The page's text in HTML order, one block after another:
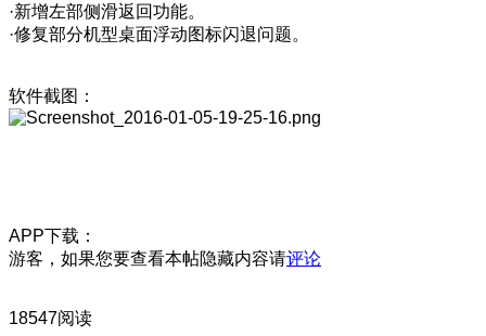
·新增左部侧滑返回功能。
·修复部分机型桌面浮动图标闪退问题。
软件截图：
APP下载：
游客，如果您要查看本帖隐藏内容请评论
18547阅读